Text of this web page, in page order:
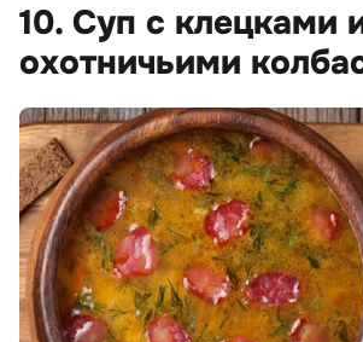
10. Суп с клецками
охотничьими